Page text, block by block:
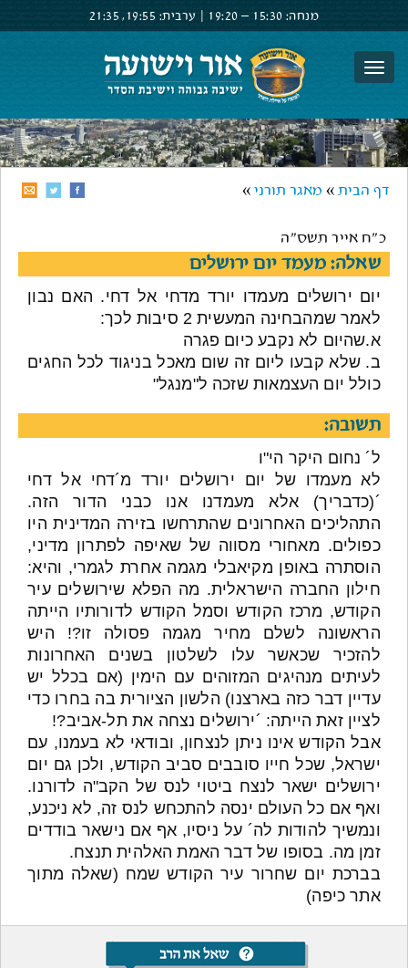
מנחה: 15:30 –
19:20 ערבית: 19:55,
21:35
דף הבית » מאגר תורני »
כ"ח אייר תשס"ה
שאלה: מעמד יום ירושלים
יום ירושלים מעמדו יורד מדחי אל דחי. האם נבון
לאמר שמהבחינה המעשית 2 סיבות לכך:
א.שהיום לא נקבע כיום פגרה
ב. שלא קבעו ליום זה שום מאכל בניגוד לכל החגים
כולל יום העצמאות שזכה ל"מנגל"
תשובה:
ל´ נחום היקר הי"ו
לא מעמדו של יום ירושלים יורד מ´דחי אל דחי
´(כדבריך) אלא מעמדנו אנו כבני הדור הזה.
התהליכים האחרונים שהתרחשו בזירה המדינית היו
כפולים. מאחורי מסווה של שאיפה לפתרון מדיני,
הוסתרה באופן מקיאבלי מגמה אחרת לגמרי, והיא:
חילון החברה הישראלית. מה הפלא שירושלים עיר
הקודש, מרכז הקודש וסמל הקודש לדורותיו הייתה
הראשונה לשלם מחיר מגמה פסולה זו?! היש
להזכיר שכאשר עלו לשלטון בשנים האחרונות
לעיתים מנהיגים המזוהים עם הימין (אם בכלל יש
עדיין דבר כזה בארצנו) הלשון הציורית בה בחרו כדי
לציין זאת הייתה: ´ירושלים נצחה את תל-אביב?!
אבל הקודש אינו ניתן לנצחון, ובודאי לא בעמנו, עם
ישראל, שכל חייו סובבים סביב הקודש, ולכן גם יום
ירושלים ישאר לנצח ביטוי לנס של הקב"ה לדורנו.
ואף אם כל העולם ינסה להתכחש לנס זה, לא ניכנע,
ונמשיך להודות לה´ על ניסיו, אף אם נישאר בודדים
זמן מה. בסופו של דבר האמת האלהית תנצח.
בברכת יום שחרור עיר הקודש שמח (שאלה מתוך
אתר כיפה)